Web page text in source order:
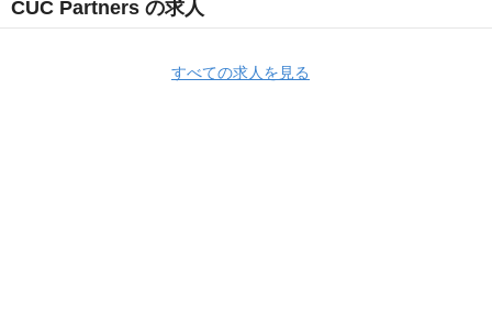
CUC Partners の求人
すべての求人を見る